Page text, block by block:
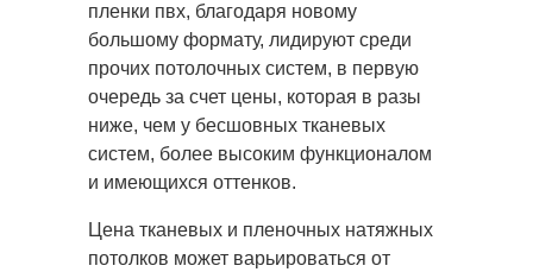
пленки пвх, благодаря новому
большому формату, лидируют среди
прочих потолочных систем, в первую
очередь за счет цены, которая в разы
ниже, чем у бесшовных тканевых
систем, более высоким функционалом
и имеющихся оттенков.
Цена тканевых и пленочных натяжных
потолков может варьироваться от